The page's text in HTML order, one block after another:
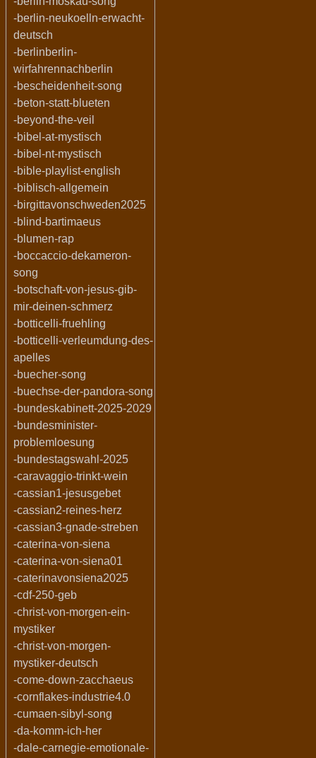
-berlin-neukoelln-erwacht-
deutsch
-berlinberlin-
wirfahrennachberlin
-bescheidenheit-song
-beton-statt-blueten
-beyond-the-veil
-bibel-at-mystisch
-bibel-nt-mystisch
-bible-playlist-english
-biblisch-allgemein
-birgittavonschweden2025
-blind-bartimaeus
-blumen-rap
-boccaccio-dekameron-
song
-botschaft-von-jesus-gib-
mir-deinen-schmerz
-botticelli-fruehling
-botticelli-verleumdung-des-
apelles
-buecher-song
-buechse-der-pandora-song
-bundeskabinett-2025-2029
-bundesminister-
problemloesung
-bundestagswahl-2025
-caravaggio-trinkt-wein
-cassian1-jesusgebet
-cassian2-reines-herz
-cassian3-gnade-streben
-caterina-von-siena
-caterina-von-siena01
-caterinavonsiena2025
-cdf-250-geb
-christ-von-morgen-ein-
mystiker
-christ-von-morgen-
mystiker-deutsch
-come-down-zacchaeus
-cornflakes-industrie4.0
-cumaen-sibyl-song
-da-komm-ich-her
-dale-carnegie-emotionale-